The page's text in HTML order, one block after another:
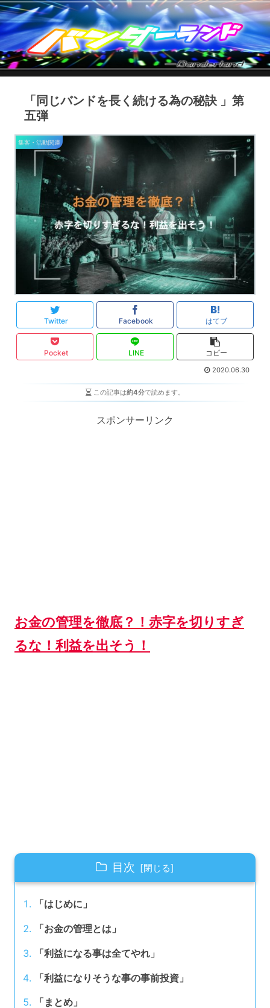
「同じバンドを長く続ける為の秘訣 」第
五弾
集客・活動関連
Twitter Facebook はてブ
Pocket LINE コピー
2020.06.30
この記事は約4分で読めます。
スポンサーリンク
お金の管理を徹底？！赤字を切りすぎ
るな！利益を出そう！
目次
「はじめに」
「お金の管理とは」
「利益になる事は全てやれ」
「利益になりそうな事の事前投資」
「まとめ」